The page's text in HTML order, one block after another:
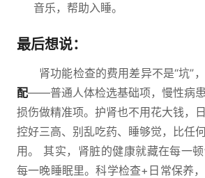
音乐，帮助入睡。
最后想说：
肾功能检查的费用差异不是“坑”
配——普通人体检选基础项，慢性病
损伤做精准项。护肾也不用花大钱，
控好三高、别乱吃药、睡够觉，比任
用。 其实，肾脏的健康就藏在每一顿
每一晚睡眠里。科学检查+日常保养